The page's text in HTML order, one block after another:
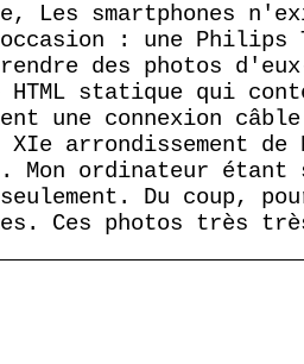
Les smartphones
: une
des photos
HTML statique qui
une connexion
XIe arrondissement
Mon ordinateur
Du coup,
Ces photos très